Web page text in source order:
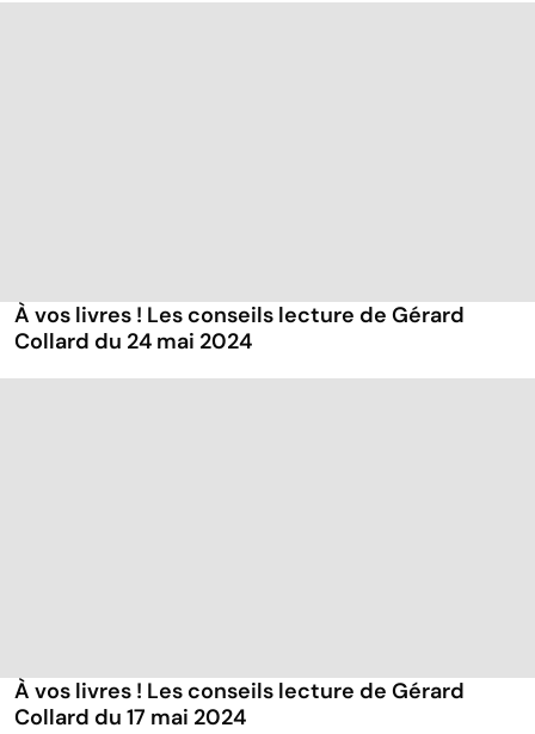
À vos livres ! Les conseils lecture de Gérard
Collard du 24 mai 2024
À vos livres ! Les conseils lecture de Gérard
Collard du 17 mai 2024